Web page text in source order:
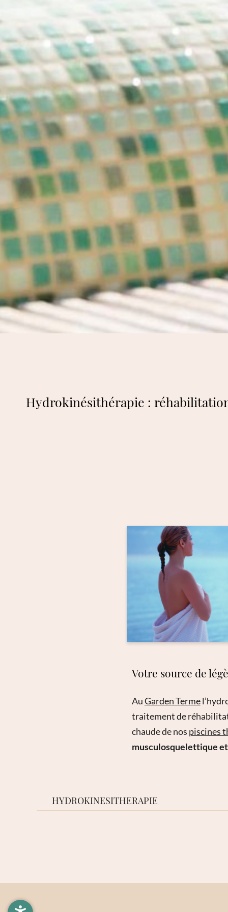
Hydrokinésithérapie : réhabilitation
Votre source de
AuGarden Terme
traitement de
chaude de nos piscines
musculosquelettique
HYDROKINESITHERAPIE